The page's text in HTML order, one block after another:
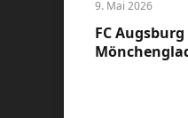
9. Mai 2026
FC